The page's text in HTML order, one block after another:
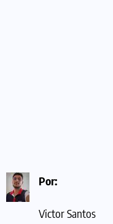
Por:
Victor Santos